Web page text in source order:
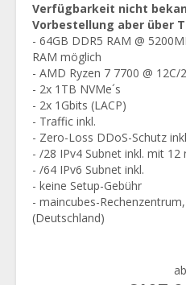
Verfügbarkeit nicht
Vorbestellung aber über
- 64GB DDR5 RAM @
RAM möglich
- AMD Ryzen 7 7700 @ 12C/
- 2x 1TB NVMe´s
- 2x 1Gbits (LACP)
- Traffic inkl.
- Zero-Loss DDoS-Schutz
- /28 IPv4 Subnet inkl. mit 12
- /64 IPv6 Subnet inkl.
- keine Setup-Gebühr
- maincubes-
(Deutschland)
ab